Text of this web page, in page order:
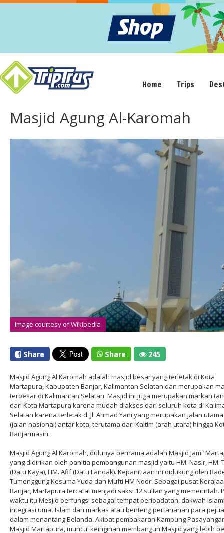
Home Trips
Masjid Agung Al-Karomah
Image courtesy of Wikipedia
Share Share 245
Masjid Agung Al Karomah adalah masjid besar yang terletak di Kota
Martapura, Kabupaten Banjar, Kalimantan Selatan dan merupakan
terbesar di Kalimantan Selatan. Masjid ini juga merupakan markah
dari Kota Martapura karena mudah diakses dari seluruh kota di
Selatan karena terletak di Jl. Ahmad Yani yang merupakan jalan utama
(jalan nasional) antar kota, terutama dari Kaltim (arah utara) hingga
Banjarmasin.
Masjid Agung Al Karomah, dulunya bernama adalah Masjid Jami’
yang didirikan oleh panitia pembangunan masjid yaitu HM. Nasir, HM.
(Datu Kaya), HM. Afif (Datu Landak). Kepanitiaan ini didukung oleh
Tumenggung Kesuma Yuda dan Mufti HM Noor. Sebagai pusat
Banjar, Martapura tercatat menjadi saksi 12 sultan yang memerintah.
waktu itu Mesjid berfungsi sebagai tempat peribadatan, dakwah
integrasi umat Islam dan markas atau benteng pertahanan para
dalam menantang Belanda. Akibat pembakaran Kampung
Masjid Martapura, muncul keinginan membangun Masjid yang lebih